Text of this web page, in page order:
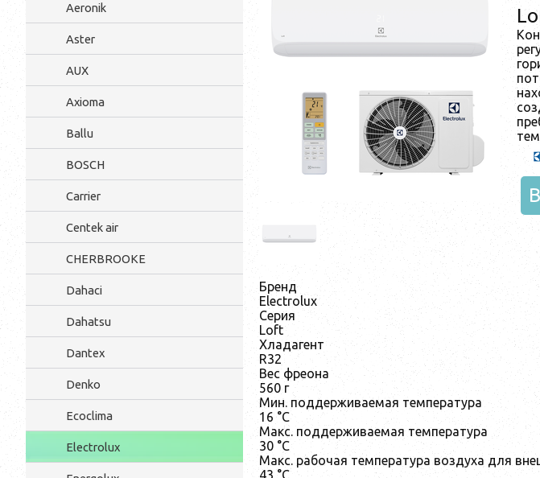
Aeronik
Aster
AUX
Axioma
Ballu
BOSCH
Carrier
Centek air
CHERBROOKE
Dahaci
Dahatsu
Dantex
Denko
Ecoclima
Electrolux
Бренд
Electrolux
Серия
Loft
Хладагент
R32
Вес фреона
560 г
Мин. поддерживаемая температура
16 °С
Макс. поддерживаемая температура
30 °С
Макс. рабочая температура воздуха для
43 °С